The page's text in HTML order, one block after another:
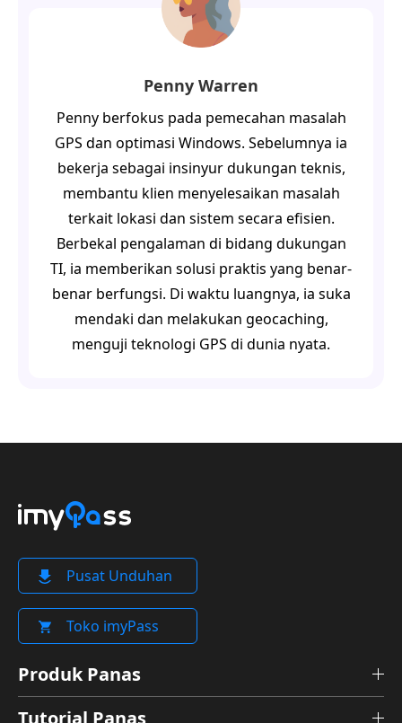
Penny Warren
Penny berfokus pada pemecahan masalah
GPS dan optimasi Windows. Sebelumnya ia
bekerja sebagai insinyur dukungan teknis,
membantu klien menyelesaikan masalah
terkait lokasi dan sistem secara efisien.
Berbekal pengalaman di bidang dukungan
TI, ia memberikan solusi praktis yang benar-
benar berfungsi. Di waktu luangnya, ia suka
mendaki dan melakukan geocaching,
menguji teknologi GPS di dunia nyata.
Pusat Unduhan
Toko imyPass
Produk Panas
Tutorial Panas